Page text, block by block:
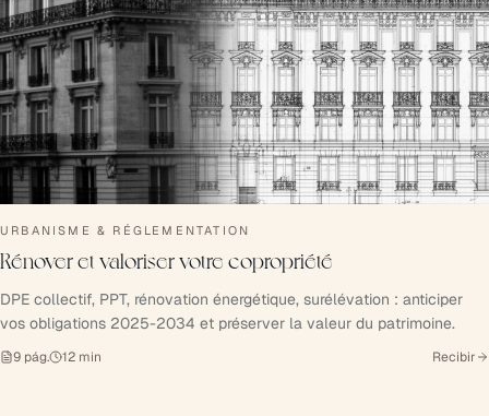
URBANISME & RÉGLEMENTATION
Rénover et valoriser votre copropriété
DPE collectif, PPT, rénovation énergétique, surélévation : anticiper
vos obligations 2025-2034 et préserver la valeur du patrimoine.
9 pág. 12 min Recibir